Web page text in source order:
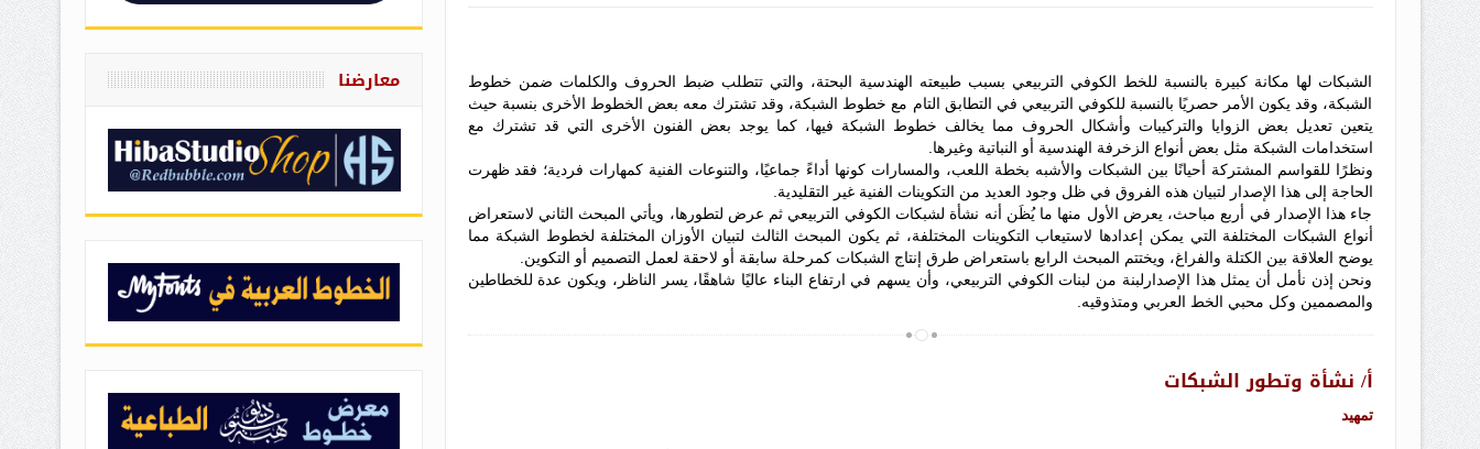
الشبكات لها مكانة كبيرة بالنسبة للخط الكوفي التربيعي بسبب طبيعته الهندسية البحتة، والتي تتطلب ضبط الحروف والكلمات ضمن خطوط
الشبكة، وقد يكون الأمر حصريًا بالنسبة للكوفي التربيعي في التطابق التام مع خطوط الشبكة، وقد تشترك معه بعض الخطوط الأخرى بنسبة حيث
يتعين تعديل بعض الزوايا والتركيبات وأشكال الحروف مما يخالف خطوط الشبكة فيها، كما يوجد بعض الفنون الأخرى التي قد تشترك مع
استخدامات الشبكة مثل بعض أنواع الزخرفة الهندسية أو النباتية وغيرها.
ونظرًا للقواسم المشتركة أحيانًا بين الشبكات والأشبه بخطة اللعب، والمسارات كونها أداءً جماعيًا، والتنوعات الفنية كمهارات فردية؛ فقد ظهرت
الحاجة إلى هذا الإصدار لتبيان هذه الفروق في ظل وجود العديد من التكوينات الفنية غير التقليدية.
جاء هذا الإصدار في أربع مباحث، يعرض الأول منها ما يُظَن أنه نشأة لشبكات الكوفي التربيعي ثم عرض لتطورها، ويأتي المبحث الثاني لاستعراض
أنواع الشبكات المختلفة التي يمكن إعدادها لاستيعاب التكوينات المختلفة، ثم يكون المبحث الثالث لتبيان الأوزان المختلفة لخطوط الشبكة مما
يوضح العلاقة بين الكتلة والفراغ، ويختتم المبحث الرابع باستعراض طرق إنتاج الشبكات كمرحلة سابقة أو لاحقة لعمل التصميم أو التكوين.
ونحن إذن نأمل أن يمثل هذا الإصدارلبنة من لبنات الكوفي التربيعي، وأن يسهم في ارتفاع البناء عاليًا شاهقًا، يسر الناظر، ويكون عدة للخطاطين
والمصممين وكل محبي الخط العربي ومتذوقيه.
أ/ نشأة وتطور الشبكات
تمهيد
معارضنا